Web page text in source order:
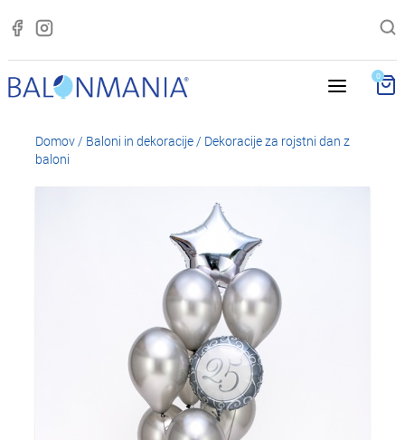
0
Domov/ Baloni in dekoracije/ Dekoracije za rojstni dan z
baloni